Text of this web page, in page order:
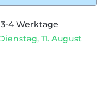
4 Werktage
11. August